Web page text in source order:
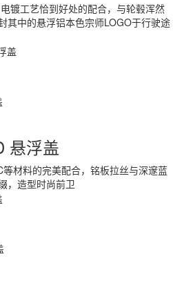
镀工艺恰到好处的配合，与轮毂浑然
其中的悬浮铝本色宗师LOGO于行驶途
悬浮盖
等材料的完美配合，铭板拉丝与深邃蓝
，造型时尚前卫